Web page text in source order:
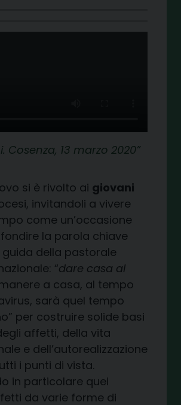
Cosenza, 13 marzo 2020
si è rivolto ai giovani
invitandoli a vivere
come un’occasione
la parola chiave
guida della pastorale
“dare casa al
a casa, al tempo
sarà quel tempo
per costruire solide basi
affetti, della vita
e dell’autorealizzazione
i punti di vista.
in particolare quei
da varie forme di